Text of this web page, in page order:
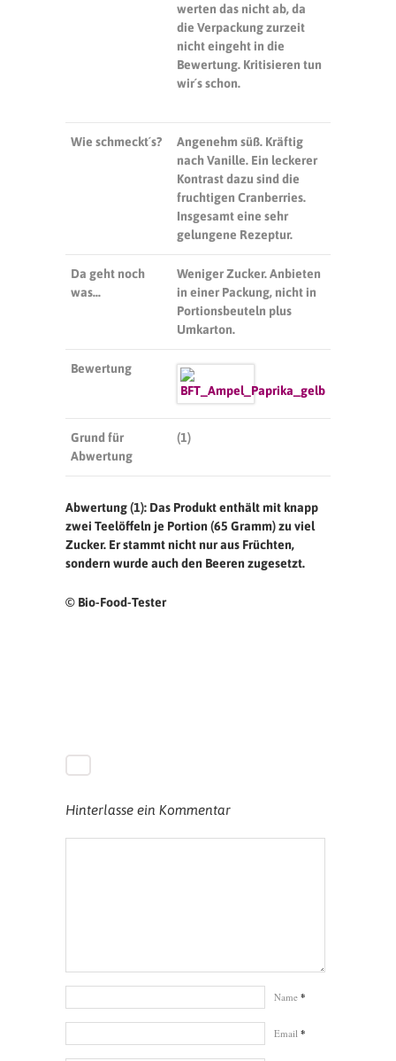
werten das nicht ab, da
die Verpackung zurzeit
nicht eingeht in die
Bewertung. Kritisieren tun
wir´s schon.
Wie schmeckt´s?
Angenehm süß. Kräftig
nach Vanille. Ein leckerer
Kontrast dazu sind die
fruchtigen Cranberries.
Insgesamt eine sehr
gelungene Rezeptur.
Da geht noch
was…
Weniger Zucker.Anbieten
in einer Packung, nicht in
Portionsbeuteln plus
Umkarton.
Bewertung
Grund für
Abwertung
(1)
Abwertung (1): Das Produkt enthält mit knapp
zwei Teelöffeln je Portion (65 Gramm) zu viel
Zucker. Er stammt nicht nur aus Früchten,
sondern wurde auch den Beeren zugesetzt.
© Bio-Food-Tester
Hinterlasse ein Kommentar
Name *
Email *